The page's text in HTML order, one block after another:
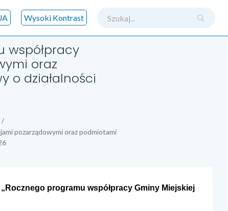
Wysoki Kontrast
współpracy
oraz
o działalności
pozarządowymi oraz podmiotami
„Rocznego programu współpracy Gminy Miejskiej